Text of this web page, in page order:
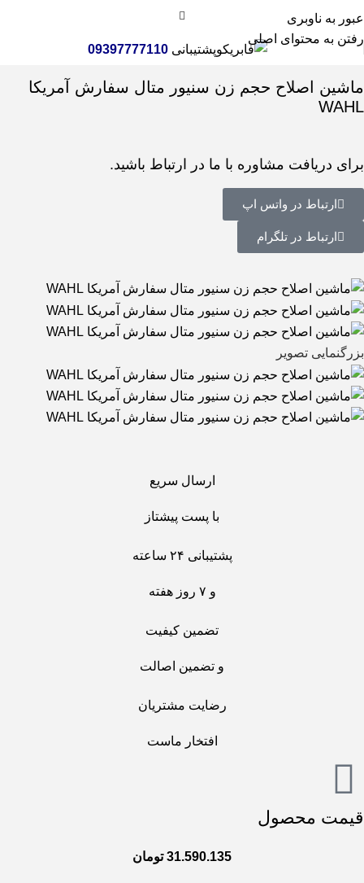
عبور به ناوبری
رفتن به محتوای اصلی
پشتیبانی09397777110
خانه ماشین اصلاح سر و صورت
ماشین اصلاح حجم زن سنیور متال سفارش آمریکا
WAHL
برای دریافت مشاوره با ما در ارتباط باشید.
ارتباط در واتس اپ
ارتباط در تلگرام
بزرگنمایی تصویر
ارسال سریع
با پست پیشتاز
پشتیبانی ۲۴ ساعته
و ۷ روز هفته
تضمین کیفیت
و تضمین اصالت
رضایت مشتریان
افتخار ماست
قیمت محصول
31.590.135 تومان